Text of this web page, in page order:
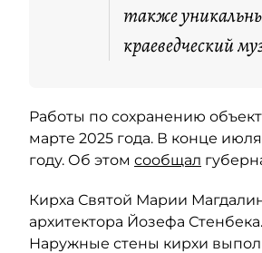
также
краеведческий
Работы по сохранению
марте 2025 года. В конце
году. Об этом сообщал
Кирха Святой Марии
архитектора Йозефа
Наружные стены кирхи